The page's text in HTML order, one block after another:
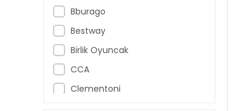
Bburago
Bestway
Birlik Oyuncak
CCA
Clementoni